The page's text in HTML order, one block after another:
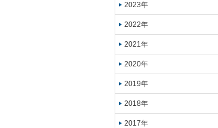
2023年
2022年
2021年
2020年
2019年
2018年
2017年